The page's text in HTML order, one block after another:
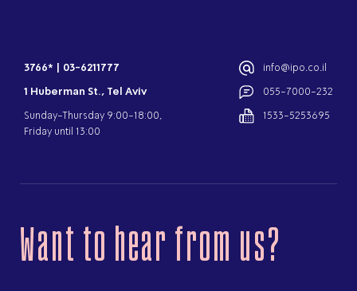
3766*
03-6211777
1 Huberman St., Tel Aviv
Sunday-Thursday 9:00-18:00,
Friday until 13:00
info@ipo.co.il
055-7000-232
1533-5253695
Want to hear from us?